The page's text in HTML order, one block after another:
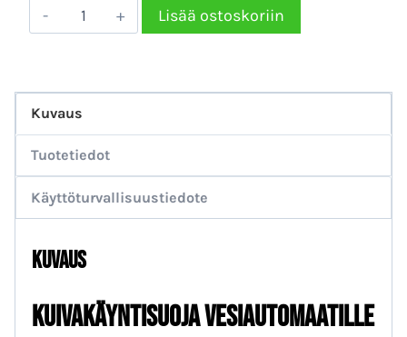
Kuivakäyntisuoja
Vesiautomaatille
Lisää ostoskoriin
Kuvaus
Tuotetiedot
Käyttöturvallisuustiedote
Kuvaus
Kuivakäyntisuoja Vesiautomaatille